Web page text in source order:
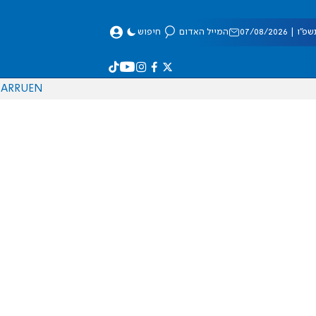
08/2026 המייל האדום חיפוש
EN
RU
AR